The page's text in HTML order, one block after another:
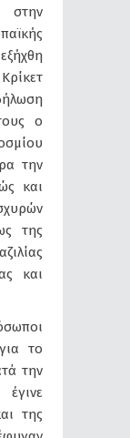
στην
ο
την
και
της
και
το
την
της